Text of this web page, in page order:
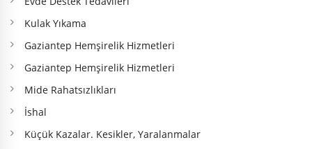
Kulak Yıkama
Gaziantep Hemşirelik Hizmetleri
Gaziantep Hemşirelik Hizmetleri
Mide Rahatsızlıkları
İshal
Küçük Kazalar. Kesikler, Yaralanmalar